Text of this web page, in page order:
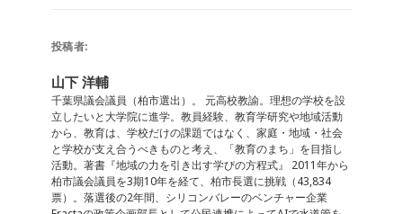
e
b
o
o
k
n
投稿者:
山下 洋輔
千葉県議会議員（柏市選出）。 元高校教諭。理想の学校を設
立したいと大学院に進学。教員経験、教育学研究や地域活動
から、教育は、学校だけの課題ではなく、家庭・地域・社会
と学校が支え合うべきものと考え、「教育のまち」を目指し
活動。著書『地域の力を引き出す学びの方程式』 2011年から
柏市議会議員を3期10年を経て、柏市長選に挑戦（43,834
票）。落選後の2年間、シリコンバレーのベンチャー企業